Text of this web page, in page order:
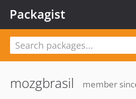
Packagist
mozgbrasil
member